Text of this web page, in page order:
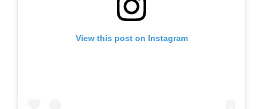
View this post on Instagram